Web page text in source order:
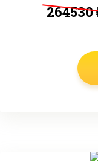
264530